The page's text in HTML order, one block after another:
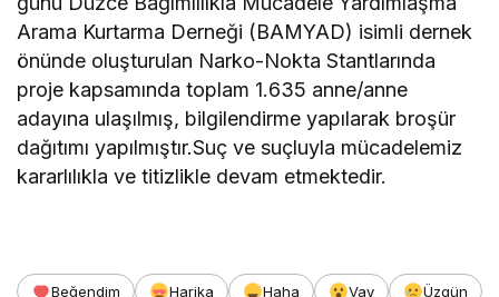
Arama Kurtarma Derneği (BAMYAD) isimli dernek
önünde oluşturulan Narko-Nokta Stantlarında
proje kapsamında toplam 1.635 anne/anne
adayına ulaşılmış, bilgilendirme yapılarak broşür
dağıtımı yapılmıştır.Suç ve suçluyla mücadelemiz
kararlılıkla ve titizlikle devam etmektedir.
Beğendim Harika Haha Vay
Üzgün